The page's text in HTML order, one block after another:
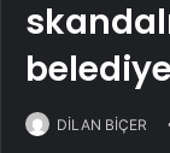
DİLAN BİÇER